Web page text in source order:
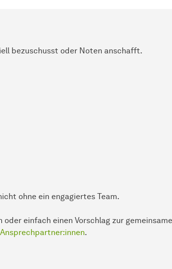
bezuschusst oder Noten anschafft.
ohne ein engagiertes Team.
einfach einen Vorschlag zur
Ansprechpartner:innen.